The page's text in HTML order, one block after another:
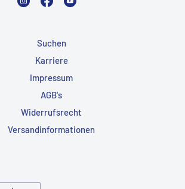
Suchen
Karriere
Impressum
AGB's
Widerrufsrecht
Versandinformationen